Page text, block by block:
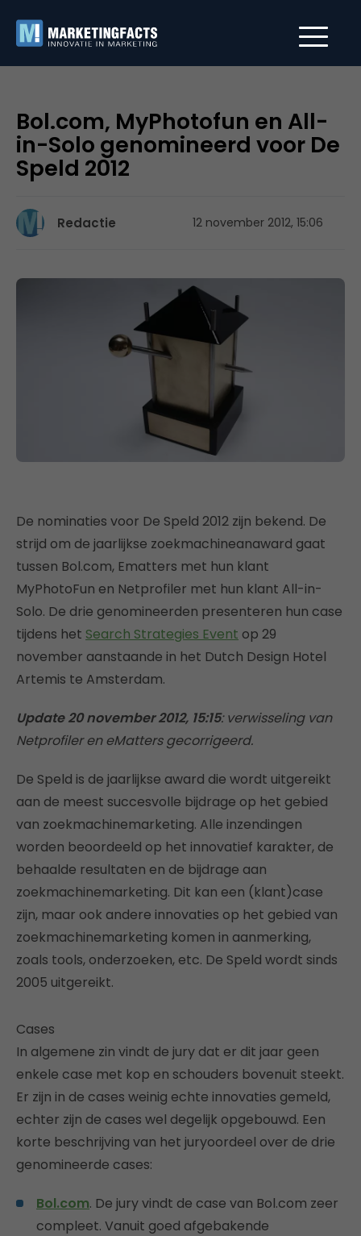
Bol.com, MyPhotofun en All-
in-Solo genomineerd voor De
Speld 2012
Redactie 12 november 2012, 15:06
De nominaties voor De Speld 2012 zijn bekend. De
strijd om de jaarlijkse zoekmachineanaward gaat
tussen Bol.com, Ematters met hun klant
MyPhotoFun en Netprofiler met hun klant All-in-
Solo. De drie genomineerden presenteren hun case
tijdens het Search Strategies Event op 29
november aanstaande in het Dutch Design Hotel
Artemis te Amsterdam.
Update 20 november 2012, 15:15: verwisseling van
Netprofiler en eMatters gecorrigeerd.
De Speld is de jaarlijkse award die wordt uitgereikt
aan de meest succesvolle bijdrage op het gebied
van zoekmachinemarketing. Alle inzendingen
worden beoordeeld op het innovatief karakter, de
behaalde resultaten en de bijdrage aan
zoekmachinemarketing. Dit kan een (klant)case
zijn, maar ook andere innovaties op het gebied van
zoekmachinemarketing komen in aanmerking,
zoals tools, onderzoeken, etc. De Speld wordt sinds
2005 uitgereikt.
Cases
In algemene zin vindt de jury dat er dit jaar geen
enkele case met kop en schouders bovenuit steekt.
Er zijn in de cases weinig echte innovaties gemeld,
echter zijn de cases wel degelijk opgebouwd. Een
korte beschrijving van het juryoordeel over de drie
genomineerde cases:
Bol.com. De jury vindt de case van Bol.com zeer
compleet. Vanuit goed afgebakende